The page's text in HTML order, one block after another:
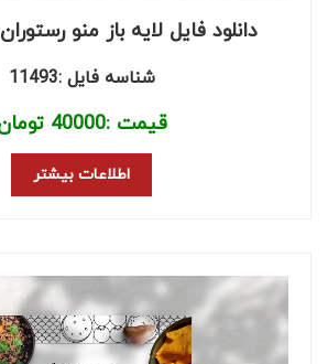
دانلود فایل لایه باز منو
شناسه فایل :11493
قیمت :40000
اطلاعات بیشتر